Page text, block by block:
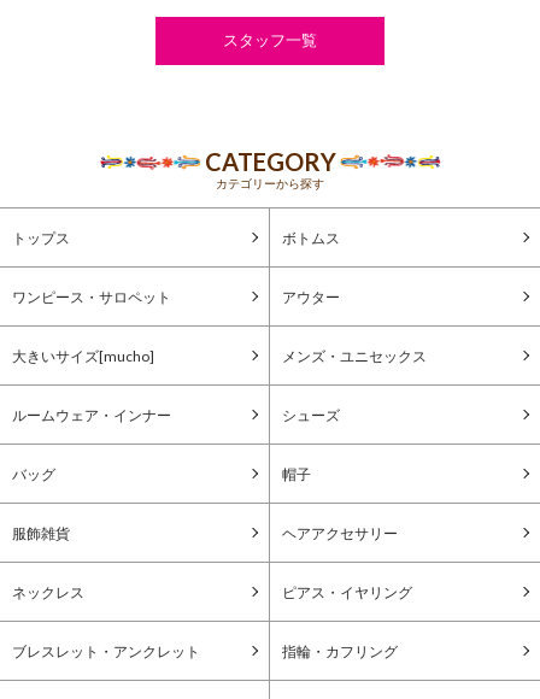
スタッフ一覧
CATEGORY
カテゴリーから探す
トップス ボトムス
ワンピース・サロペット アウター
大きいサイズ[mucho] メンズ・ユニセックス
ルームウェア・インナー シューズ
バッグ 帽子
服飾雑貨 ヘアアクセサリー
ネックレス ピアス・イヤリング
ブレスレット・アンクレット 指輪・カフリング